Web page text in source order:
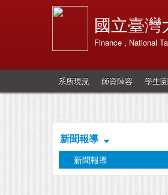
國立臺灣
Finance , National
系所現況 師資陣容 學生
新聞報導
新聞報導